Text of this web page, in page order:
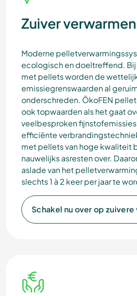
Zuiver verwarmen
Moderne
ecologisch en doeltreffend. Bij
met pellets worden de
emissiegrenswaarden al
onderschreden. ÖkoFEN
ook topwaarden als het gaat
veelbesproken
efficiënte
met pellets van hoge kwaliteit
nauwelijks asresten over.
aslade van het
slechts 1 à 2 keer per jaar te
Schakel nu over op